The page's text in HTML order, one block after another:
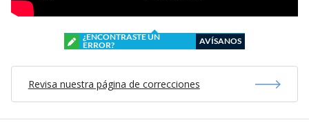
¿ENCONTRASTE UN
ERROR?
AVÍSANOS
Revisa nuestra página de correcciones